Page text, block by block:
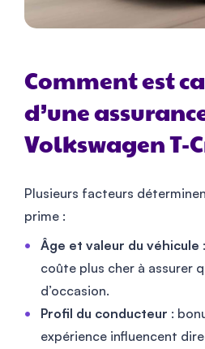
Comment est
d’une
Volkswagen T-
Plusieurs facteurs
prime :
Âge et valeur du véhicule
coûte plus cher à assurer
d’occasion.
Profil du conducteur :
expérience influencent